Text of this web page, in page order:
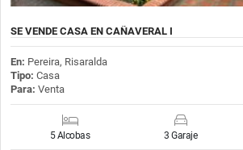
SE VENDE CASA EN CAÑAVERAL I
En: Pereira, Risaralda
Tipo: Casa
Para: Venta
5 Alcobas 3 Garaje